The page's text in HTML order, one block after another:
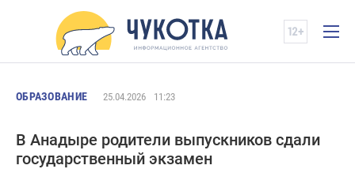
ОБРАЗОВАНИЕ 25.04.2026 11:23
В Анадыре родители выпускников сдали
государственный экзамен